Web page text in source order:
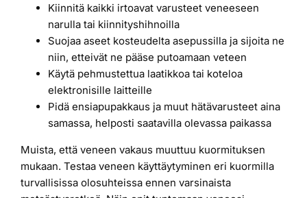
Kiinnitä kaikki irtoavat varusteet veneeseen
narulla tai kiinnityshihnoilla
Suojaa aseet kosteudelta asepussilla ja sijoita ne
niin, etteivät ne pääse putoamaan veteen
Käytä pehmustettua laatikkoa tai koteloa
elektronisille laitteille
Pidä ensiapupakkaus ja muut hätävarusteet aina
samassa, helposti saatavilla olevassa paikassa
Muista, että veneen vakaus muuttuu kuormituksen
mukaan. Testaa veneen käyttäytyminen eri kuormilla
turvallisissa olosuhteissa ennen varsinaista